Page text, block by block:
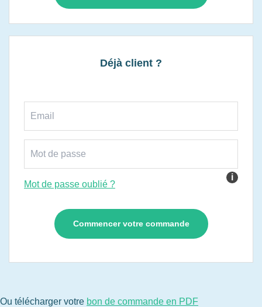
Déjà client ?
i
Mot de passe oublié ?
Ou télécharger votre bon de commande en PDF